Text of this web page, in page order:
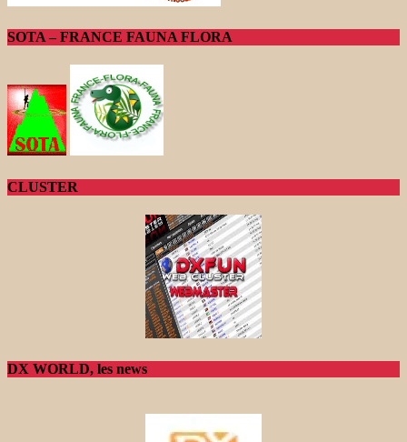
SOTA – FRANCE FAUNA FLORA
CLUSTER
DX WORLD, les news